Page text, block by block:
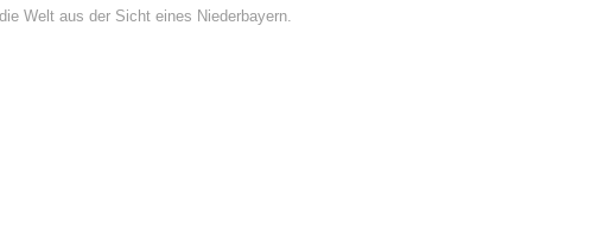
Welt aus der Sicht eines Niederbayern.